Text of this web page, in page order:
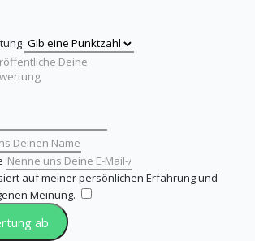
auf meiner persönlichen Erfahrung und
Meinung.
ab